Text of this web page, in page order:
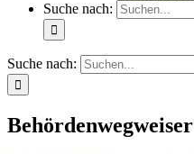
Suche nach:
Suche nach:
Behördenwegweiser